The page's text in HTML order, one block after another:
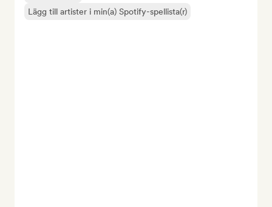
Lägg till artister i min(a) Spotify-spellista(r)